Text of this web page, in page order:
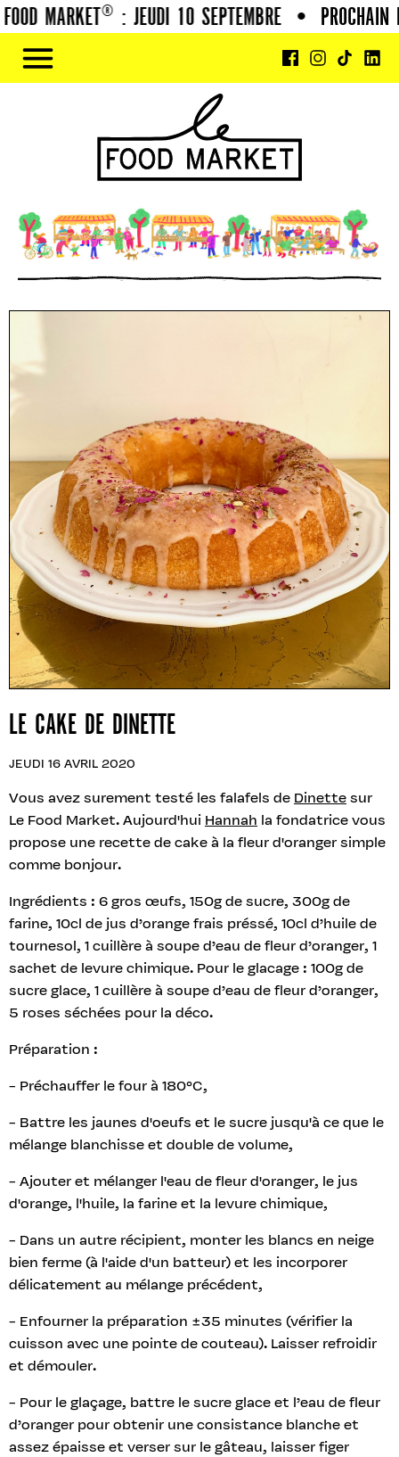
MARKET® : JEUDI 10 SEPTEMBRE • PROCHAIN
LE CAKE DE DINETTE
JEUDI 16 AVRIL 2020
Vous avez surement testé les falafels de Dinette sur
Le Food Market. Aujourd'hui Hannah la fondatrice vous
propose une recette de cake à la fleur d'oranger simple
comme bonjour.
Ingrédients : 6 gros œufs, 150g de sucre, 300g de
farine, 10cl de jus d’orange frais préssé, 10cl d’huile de
tournesol, 1 cuillère à soupe d’eau de fleur d’oranger, 1
sachet de levure chimique. Pour le glacage : 100g de
sucre glace, 1 cuillère à soupe d’eau de fleur d’oranger,
5 roses séchées pour la déco.
Préparation :
- Préchauffer le four à 180°C,
- Battre les jaunes d'oeufs et le sucre jusqu'à ce que le
mélange blanchisse et double de volume,
- Ajouter et mélanger l'eau de fleur d'oranger, le jus
d'orange, l'huile, la farine et la levure chimique,
- Dans un autre récipient, monter les blancs en neige
bien ferme (à l'aide d'un batteur) et les incorporer
délicatement au mélange précédent,
- Enfourner la préparation ±35 minutes (vérifier la
cuisson avec une pointe de couteau). Laisser refroidir
et démouler.
- Pour le glaçage, battre le sucre glace et l’eau de fleur
d’oranger pour obtenir une consistance blanche et
assez épaisse et verser sur le gâteau, laisser figer